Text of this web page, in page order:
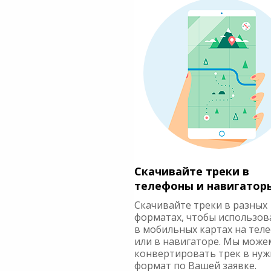
Скачивайте треки в
телефоны и
Скачивайте треки в разных
форматах, чтобы
в мобильных картах на
или в навигаторе. Мы
конвертировать трек в
формат по Вашей заявке.